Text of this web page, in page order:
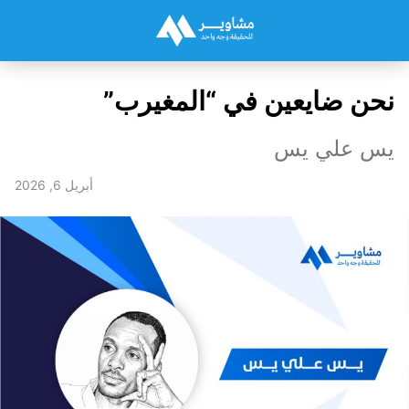
نحن ضايعين في “المغيرب”
يس علي يس
أبريل 6, 2026